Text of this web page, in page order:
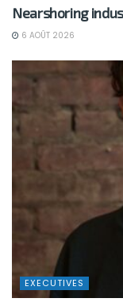
Nearshoring
6 AOÛT 2026
EXECUTIVES